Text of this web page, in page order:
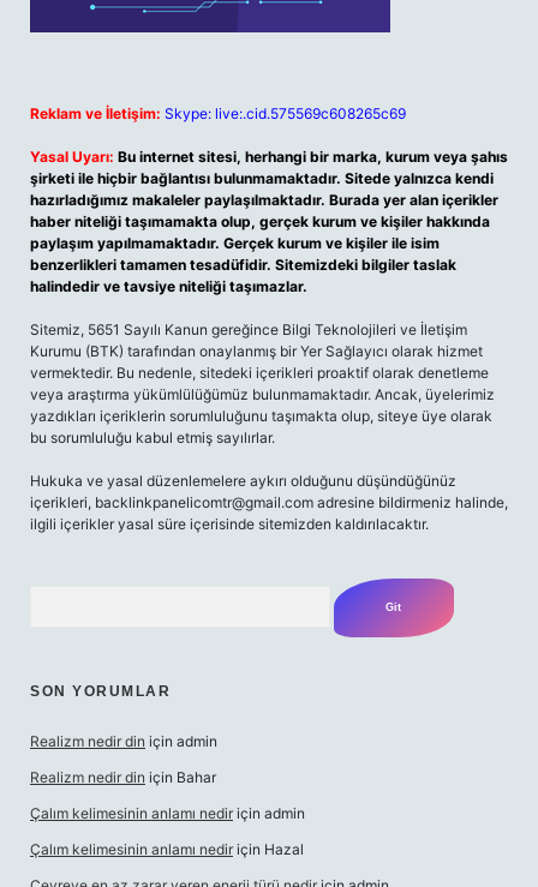
Reklam ve İletişim: Skype: live:.cid.575569c608265c69
Yasal Uyarı: Bu internet sitesi, herhangi bir marka, kurum veya şahıs
şirketi ile hiçbir bağlantısı bulunmamaktadır. Sitede yalnızca kendi
hazırladığımız makaleler paylaşılmaktadır. Burada yer alan içerikler
haber niteliği taşımamakta olup, gerçek kurum ve kişiler hakkında
paylaşım yapılmamaktadır. Gerçek kurum ve kişiler ile isim
benzerlikleri tamamen tesadüfidir. Sitemizdeki bilgiler taslak
halindedir ve tavsiye niteliği taşımazlar.
Sitemiz, 5651 Sayılı Kanun gereğince Bilgi Teknolojileri ve İletişim
Kurumu (BTK) tarafından onaylanmış bir Yer Sağlayıcı olarak hizmet
vermektedir. Bu nedenle, sitedeki içerikleri proaktif olarak denetleme
veya araştırma yükümlülüğümüz bulunmamaktadır. Ancak, üyelerimiz
yazdıkları içeriklerin sorumluluğunu taşımakta olup, siteye üye olarak
bu sorumluluğu kabul etmiş sayılırlar.
Hukuka ve yasal düzenlemelere aykırı olduğunu düşündüğünüz
içerikleri, backlinkpanelicomtr@gmail.com adresine bildirmeniz halinde,
ilgili içerikler yasal süre içerisinde sitemizden kaldırılacaktır.
SON YORUMLAR
Realizm nedir din için admin
Realizm nedir din için Bahar
Çalım kelimesinin anlamı nedir için admin
Çalım kelimesinin anlamı nedir için Hazal